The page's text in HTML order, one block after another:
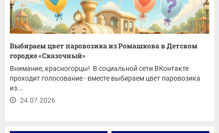
Выбираем цвет паровозика из Ромашкова в Детском
городке «Сказочный»
Внимание, красногорцы! В социальной сети ВКонтакте
проходит голосование - вместе выбираем цвет паровозика
из...
24.07.2026